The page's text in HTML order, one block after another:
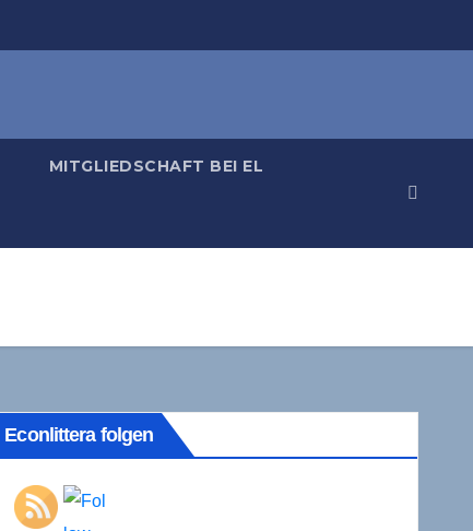
MITGLIEDSCHAFT BEI EL
Econlittera folgen